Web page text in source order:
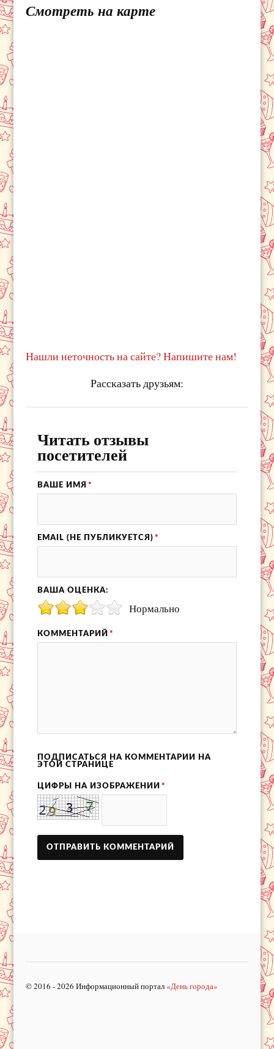
Смотреть на карте
Нашли неточность на сайте? Напишите нам!
Рассказать друзьям:
Читать отзывы
посетителей
ВАШЕ ИМЯ *
EMAIL (НЕ ПУБЛИКУЕТСЯ) *
ВАША ОЦЕНКА:
Нормально
КОММЕНТАРИЙ *
ПОДПИСАТЬСЯ НА КОММЕНТАРИИ НА
ЭТОЙ СТРАНИЦЕ
ЦИФРЫ НА ИЗОБРАЖЕНИИ *
© 2016 - 2026 Информационный портал «День города»